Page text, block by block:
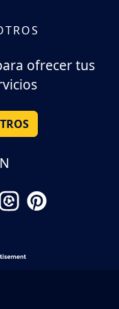
ofrecer tus